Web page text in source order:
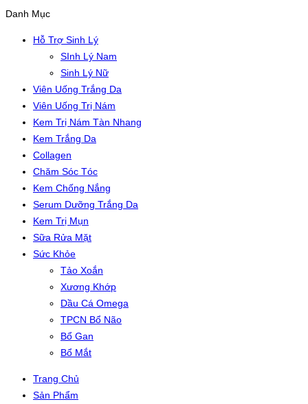
Danh Mục
Hỗ Trợ Sinh Lý
SInh Lý Nam
Sinh Lý Nữ
Viên Uống Trắng Da
Viên Uống Trị Nám
Kem Trị Nám Tàn Nhang
Kem Trắng Da
Collagen
Chăm Sóc Tóc
Kem Chống Nắng
Serum Dưỡng Trắng Da
Kem Trị Mụn
Sữa Rửa Mặt
Sức Khỏe
Tảo Xoắn
Xương Khớp
Dầu Cá Omega
TPCN Bổ Não
Bổ Gan
Bổ Mắt
Trang Chủ
Sản Phẩm